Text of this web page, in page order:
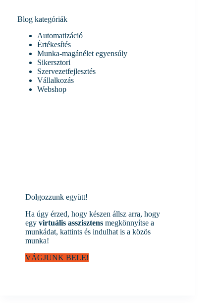
Blog kategóriák
Automatizáció
Értékesítés
Munka-magánélet egyensúly
Sikersztori
Szervezetfejlesztés
Vállalkozás
Webshop
Dolgozzunk együtt!
Ha úgy érzed, hogy készen állsz arra, hogy
egy virtuális asszisztens megkönnyítse a
munkádat, kattints és indulhat is a közös
munka!
VÁGJUNK BELE!